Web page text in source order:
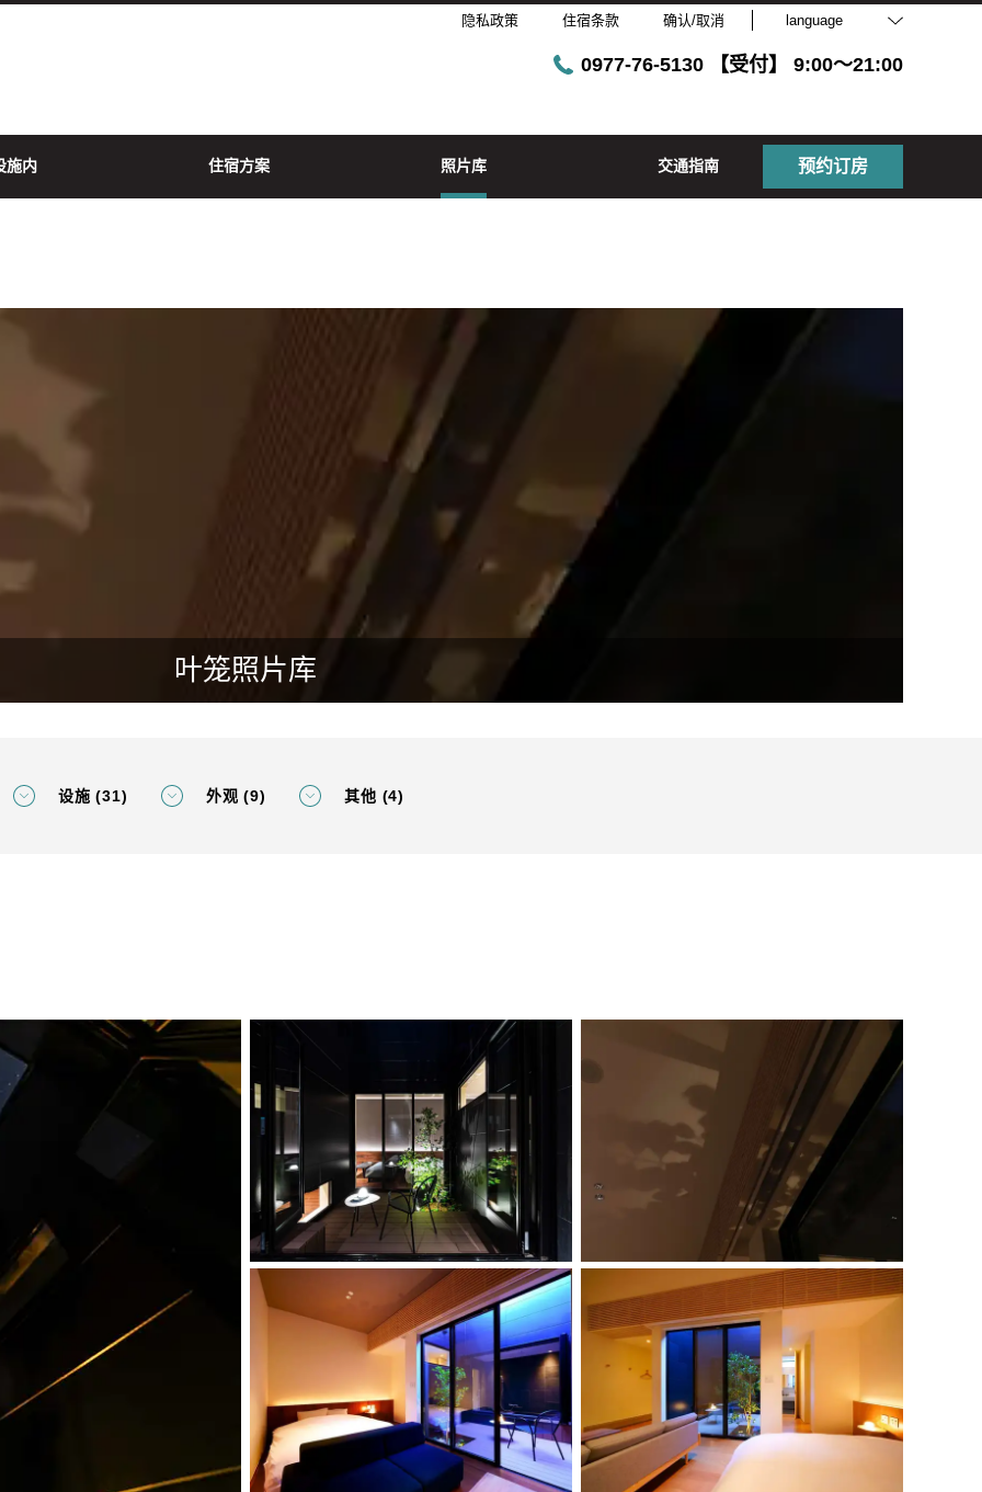
隐私政策 住宿条款 确认/取消 language
0977-76-5130 【受付】 9:00～21:00
施内 住宿方案 照片库 交通指南 预约订房
叶笼照片库
设施 (31) 外观 (9) 其他 (4)